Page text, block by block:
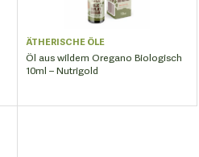
ÄTHERISCHE ÖLE
Öl aus wildem Oregano Biologisch
10ml – Nutrigold